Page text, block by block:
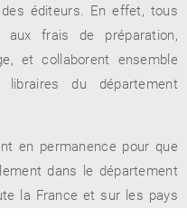
éditeurs. En effet, tous
aux frais de préparation,
et collaborent ensemble
du département
en permanence pour que
dans le département
la France et sur les pays